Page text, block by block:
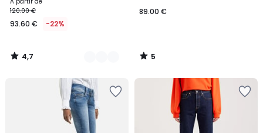
120.00 €
93.60 € -22%
4,7
/
89.00 €
5
/